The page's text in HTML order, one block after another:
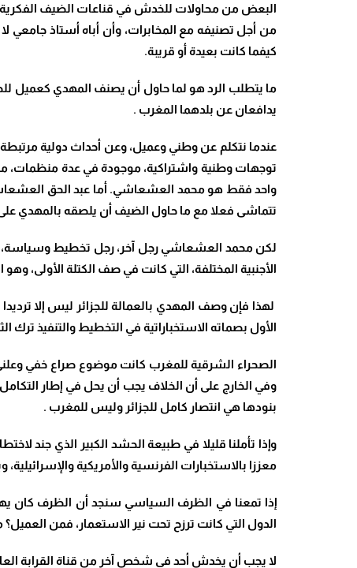
البعض من محاولات للخدش في قناعات الضيف الفكرية
من أجل تصنيفه مع المخابرات، وأن أباه أستاذ جامعي
كيفما كانت بعيدة أو قريبة.
ما يتطلب الرد هو لما حاول أن يصنف المهدي كعميل
يدافعان عن بلدهما المغرب .
عندما نتكلم عن وطني وعميل، وعن أحداث دولية مرتبطة
توجهات وطنية واشتراكية، موجودة في عدة منظمات،
واحد فقط هو محمد العشعاشي. أما عبد الحق العشعاشي
تتماشى فعلا مع ما حاول الضيف أن يلصقه بالمهدي على
لكن محمد العشعاشي رجل آخر، رجل تخطيط وسياسة،
الأجنبية المختلفة، التي كانت في صف الكتلة الأولى، وهو الرجل الأول في “الكاب1″، قبل حتى أوفقير، الذي لا
لهذا فإن وصف المهدي بالعمالة للجزائر ليس إلا
الأول بصماته الاستخباراتية في التخطيط والتنفيذ ترك
وفي الخارج على أن الخلاف يجب أن يحل في إطار
بنودها هي انتصار كامل للجزائر وليس للمغرب .
معززا بالاستخبارات الفرنسية والأمريكية
إذا تمعنا في الظرف السياسي سنجد أن الظرف كان
الدول التي كانت ترزح تحت نير الاستعمار، فمن
لا يجب أن يخدش أحد في شخص آخر من قناة القرابة